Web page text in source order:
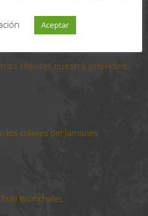
Artesano
clientes nuestra prioridad.
los colores del Jamones
Bronchales
Aceptar